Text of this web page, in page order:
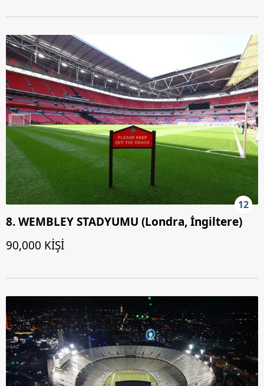
12
8. WEMBLEY STADYUMU (Londra, İngiltere)
90,000 KİŞİ